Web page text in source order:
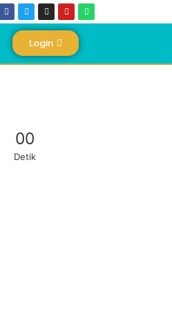
Login
00
Detik